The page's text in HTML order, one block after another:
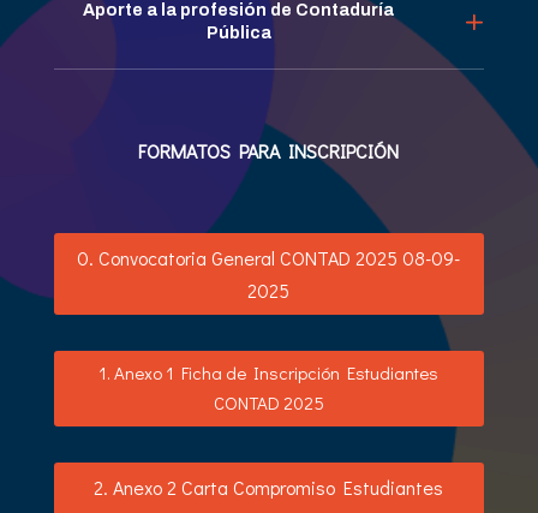
Aporte a la profesión de Contaduría
Pública
FORMATOS PARA INSCRIPCIÓN
0. Convocatoria General CONTAD 2025 08-09-
2025
1. Anexo 1 Ficha de Inscripción Estudiantes
CONTAD 2025
2. Anexo 2 Carta Compromiso Estudiantes